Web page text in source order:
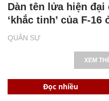
QUÂN SỰ
Dàn tên lửa hiện đại
‘khắc tinh’ của F-16
XEM
Đọc nhiều